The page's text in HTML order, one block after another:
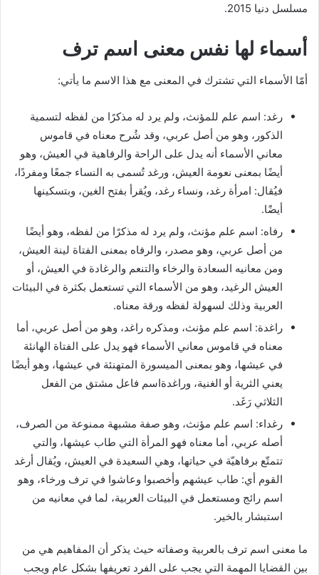
مسلسل دنيا 2015.
أسماء لها نفس معنى اسم ترف
أمّا الأسماء التي تشترك في المعنى مع هذا الاسم ما يأتي:
رغد: اسم علم للمؤنث، ولم يرد له مذكرًا من لفظه لتسمية
الذكور، وهو من أصل عربي، وقد شُرح معناه في قاموس
معاني الأسماء أنه يدل على الراحة والرفاهية في العيش، وهو
أيضًا بمعنى نعومة العيش، ورغد تُسمى به النساء جمعًا ومفردًا،
فيُقال: امرأة رغد، ونساء رغد، ويُقرأ بفتح الغين، وبتسكينها
أيضًَا.
رفاه: اسم علم مؤنث، ولم يرد له مذكرًا من لفظه، وهو أيضًا
من أصل عربي، وهو مصدر، والرفاه بمعنى الفتاة لينة العيش،
ومن معانيه السعادة والرخاء والتنعم والرغادة في العيش، أو
العيش الرغيد، وهو من الأسماء التي تستعمل بكثرة في البيئات
العربية وذلك لسهولة لفظه ورقة معناه.
راغدة: اسم علم مؤنث، ومذكره راغد، وهو من أصل عربي، أما
معناه في قاموس معاني الأسماء فهو يدل على الفتاة الهانئة
في عيشها، وهو بمعنى الميسورة المتهنئة في عيشها، وهو أيضًا
يعني الثرية أو الغنية، وراغدةاسم فاعل مشتق من الفعل
الثلاثي رَغَد.
رغداء: اسم علم مؤنث، وهو صفة مشبهة ممنوعة من الصرف،
أصله عربي، أما معناه فهو المرأة التي طاب عيشها، والتي
تتمتّع برفاهيّة في حياتها، وهي السعيدة في العيش، ويُقال أرغد
القوم أي: طاب عيشهم وأخصبوا وعاشوا في ترف ورخاء، وهو
اسم رائج ومستعمل في البيئات العربية، لما في معانيه من
استبشار بالخير.
ما معنى اسم ترف بالعربية وصفاته حيث يذكر أن المفاهيم هي من
بين القضايا المهمة التي يجب على الفرد تعريفها بشكل عام ويجب